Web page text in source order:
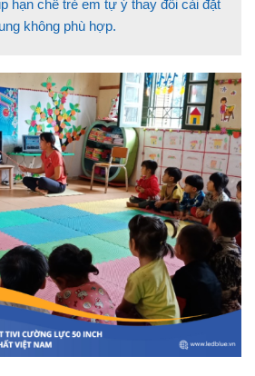
hạn chế trẻ em tự ý thay đổi cài đặt
không phù hợp.